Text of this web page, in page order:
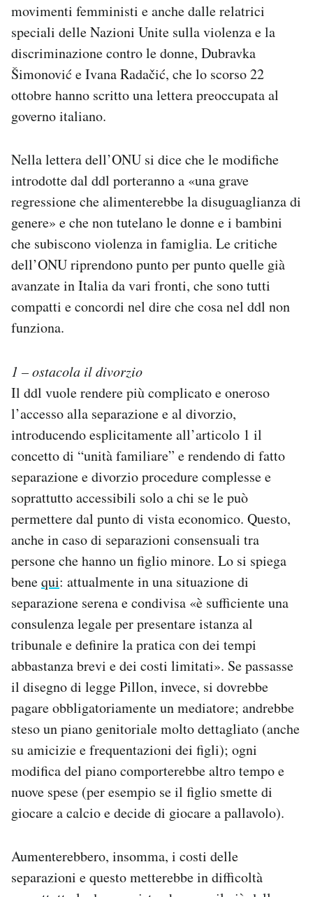
movimenti femministi e anche dalle relatrici
speciali delle Nazioni Unite sulla violenza e la
discriminazione contro le donne, Dubravka
Šimonović e Ivana Radačić, che lo scorso 22
ottobre hanno scritto una lettera preoccupata al
governo italiano.
Nella lettera dell’ONU si dice che le modifiche
introdotte dal ddl porteranno a «una grave
regressione che alimenterebbe la disuguaglianza di
genere» e che non tutelano le donne e i bambini
che subiscono violenza in famiglia. Le critiche
dell’ONU riprendono punto per punto quelle già
avanzate in Italia da vari fronti, che sono tutti
compatti e concordi nel dire che cosa nel ddl non
funziona.
1 – ostacola il divorzio
Il ddl vuole rendere più complicato e oneroso
l’accesso alla separazione e al divorzio,
introducendo esplicitamente all’articolo 1 il
concetto di “unità familiare” e rendendo di fatto
separazione e divorzio procedure complesse e
soprattutto accessibili solo a chi se le può
permettere dal punto di vista economico. Questo,
anche in caso di separazioni consensuali tra
persone che hanno un figlio minore. Lo si spiega
benequi: attualmente in una situazione di
separazione serena e condivisa «è sufficiente una
consulenza legale per presentare istanza al
tribunale e definire la pratica con dei tempi
abbastanza brevi e dei costi limitati». Se passasse
il disegno di legge Pillon, invece, si dovrebbe
pagare obbligatoriamente un mediatore; andrebbe
steso un piano genitoriale molto dettagliato (anche
su amicizie e frequentazioni dei figli); ogni
modifica del piano comporterebbe altro tempo e
nuove spese (per esempio se il figlio smette di
giocare a calcio e decide di giocare a pallavolo).
Aumenterebbero, insomma, i costi delle
separazioni e questo metterebbe in difficoltà